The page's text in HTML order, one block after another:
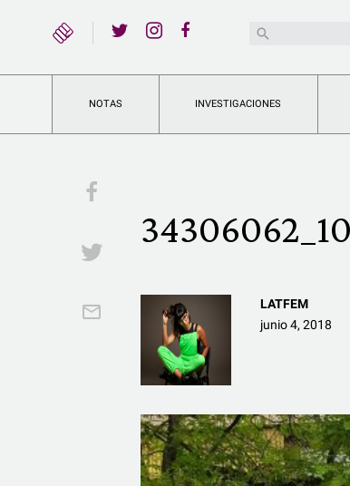
YouTubeBuscar:
NOTAS INVESTIGACIONES
LATFEM
junio 4, 2018